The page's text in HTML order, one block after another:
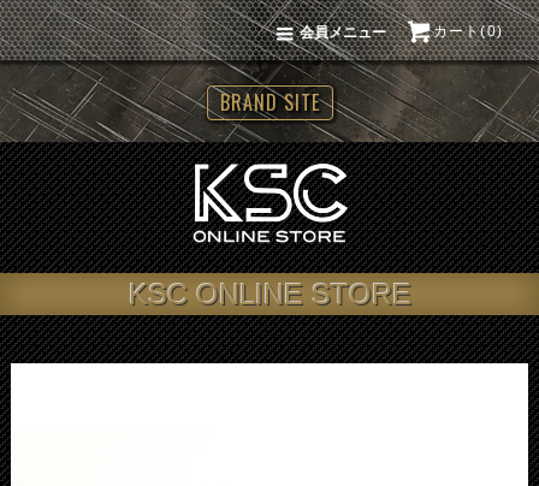
カート(0)
会員メニュー
BRAND SITE
KSC ONLINE STORE